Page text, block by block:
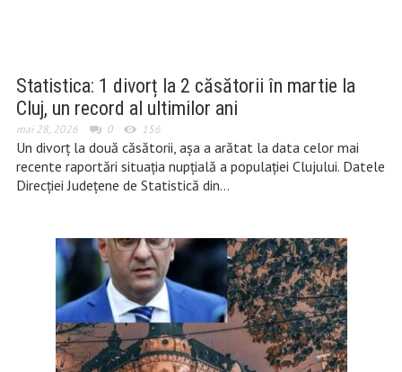
Statistica: 1 divorț la 2 căsătorii în martie la
Cluj, un record al ultimilor ani
mai 28, 2026 0 156
Un divorț la două căsătorii, așa a arătat la data celor mai
recente raportări situația nupțială a populației Clujului. Datele
Direcției Județene de Statistică din…